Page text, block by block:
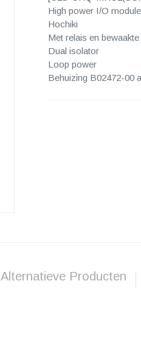
High power I/O
Hochiki
Met relais en bewaakte
Dual isolator
Loop power
Behuizing B02472-00
Alternatieve Producten